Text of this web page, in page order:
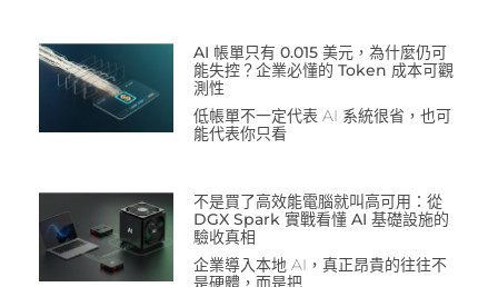
AI 帳單只有 0.015 美元，為什麼仍可
能失控？企業必懂的 Token 成本可觀
測性
低帳單不一定代表 AI 系統很省，也可
能代表你只看
不是買了高效能電腦就叫高可用：從
DGX Spark 實戰看懂 AI 基礎設施的
驗收真相
企業導入本地 AI，真正昂貴的往往不
是硬體，而是把